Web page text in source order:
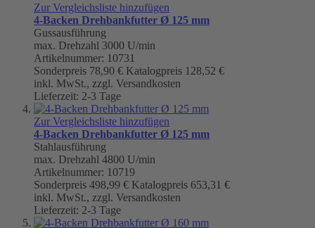
Zur Vergleichsliste hinzufügen
4-Backen Drehbankfutter Ø 125 mm
Gussausführung
max. Drehzahl 3000 U/min
Artikelnummer: 10731
Sonderpreis 78,90 € Katalogpreis 128,52 €
inkl. MwSt., zzgl. Versandkosten
Lieferzeit: 2-3 Tage
Zur Vergleichsliste hinzufügen
4-Backen Drehbankfutter Ø 125 mm
Stahlausführung
max. Drehzahl 4800 U/min
Artikelnummer: 10719
Sonderpreis 498,99 € Katalogpreis 653,31 €
inkl. MwSt., zzgl. Versandkosten
Lieferzeit: 2-3 Tage